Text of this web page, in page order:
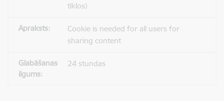
tīklos)
Cookie is needed for all users for
sharing content
24 stundas